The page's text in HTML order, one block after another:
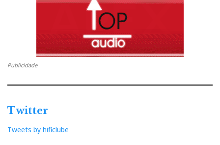
Sala da Audio Research (ver video no final)
As novidades mais relevantes foram o
Reference 80X
amplificador de referência da nova fase da marca; o
Publicidade
Twitter
Tweets by hificlube